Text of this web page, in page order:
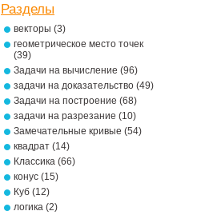
Разделы
векторы (3)
геометрическое место точек
(39)
Задачи на вычисление (96)
задачи на доказательство (49)
Задачи на построение (68)
задачи на разрезание (10)
Замечательные кривые (54)
квадрат (14)
Классика (66)
конус (15)
Куб (12)
логика (2)